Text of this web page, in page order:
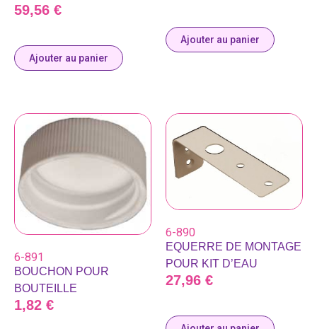
59,56 €
Ajouter au panier
Ajouter au panier
6-891
BOUCHON POUR
BOUTEILLE
1,82 €
6-890
EQUERRE DE MONTAGE
POUR KIT D’EAU
27,96 €